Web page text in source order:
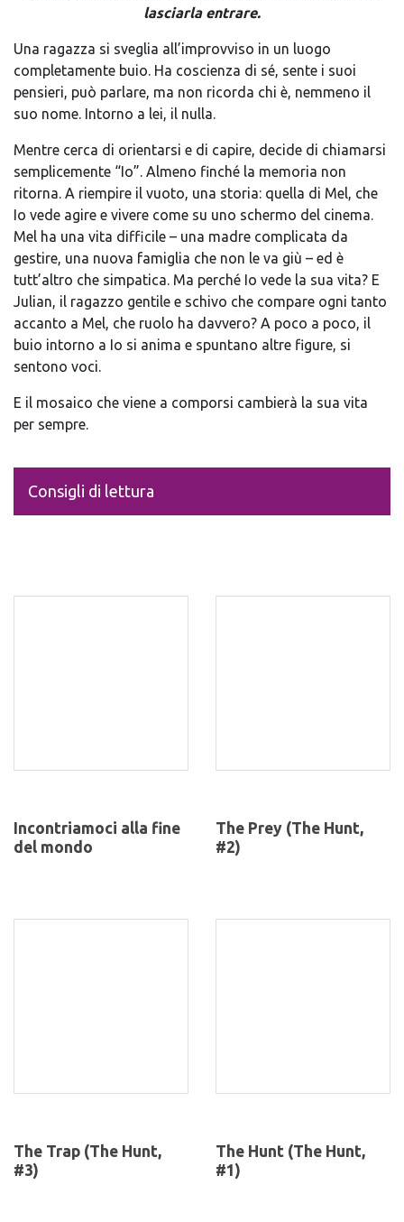
lasciarla entrare.
Una ragazza si sveglia all’improvviso in un luogo
completamente buio. Ha coscienza di sé, sente i suoi
pensieri, può parlare, ma non ricorda chi è, nemmeno il
suo nome. Intorno a lei, il nulla.
Mentre cerca di orientarsi e di capire, decide di chiamarsi
semplicemente “Io”. Almeno finché la memoria non
ritorna. A riempire il vuoto, una storia: quella di Mel, che
Io vede agire e vivere come su uno schermo del cinema.
Mel ha una vita difficile – una madre complicata da
gestire, una nuova famiglia che non le va giù – ed è
tutt’altro che simpatica. Ma perché Io vede la sua vita? E
Julian, il ragazzo gentile e schivo che compare ogni tanto
accanto a Mel, che ruolo ha davvero? A poco a poco, il
buio intorno a Io si anima e spuntano altre figure, si
sentono voci.
E il mosaico che viene a comporsi cambierà la sua vita
per sempre.
Consigli di lettura
Incontriamoci alla fine
del mondo
The Prey (The Hunt,
#2)
The Trap (The Hunt,
#3)
The Hunt (The Hunt,
#1)